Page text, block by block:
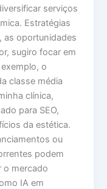
serviços
Estratégias
as oportunidades
sugiro focar em
o
classe média
clínica,
para SEO,
da estética.
ou
podem
o mercado
IA em